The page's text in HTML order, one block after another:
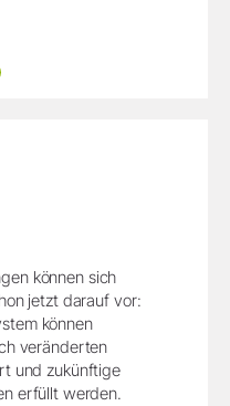
können sich
jetzt darauf vor:
können
veränderten
und zukünftige
erfüllt werden.